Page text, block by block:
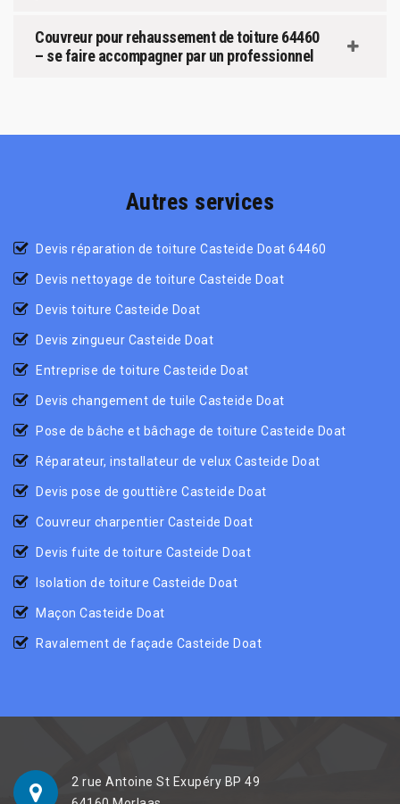
Couvreur pour rehaussement de toiture 64460
– se faire accompagner par un professionnel
Autres services
Devis réparation de toiture Casteide Doat 64460
Devis nettoyage de toiture Casteide Doat
Devis toiture Casteide Doat
Devis zingueur Casteide Doat
Entreprise de toiture Casteide Doat
Devis changement de tuile Casteide Doat
Pose de bâche et bâchage de toiture Casteide Doat
Réparateur, installateur de velux Casteide Doat
Devis pose de gouttière Casteide Doat
Couvreur charpentier Casteide Doat
Devis fuite de toiture Casteide Doat
Isolation de toiture Casteide Doat
Maçon Casteide Doat
Ravalement de façade Casteide Doat
2 rue Antoine St Exupéry BP 49